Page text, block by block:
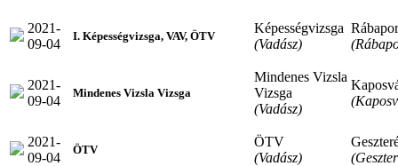
2021-
09-04
I. Képességvizsga, VAV, ÖTV
Képességvizsga
(Vadász)
2021-
09-04
Mindenes Vizsla Vizsga
Mindenes Vizsla
Vizsga
(Vadász)
2021-
09-04
ÖTV
ÖTV
(Vadász)